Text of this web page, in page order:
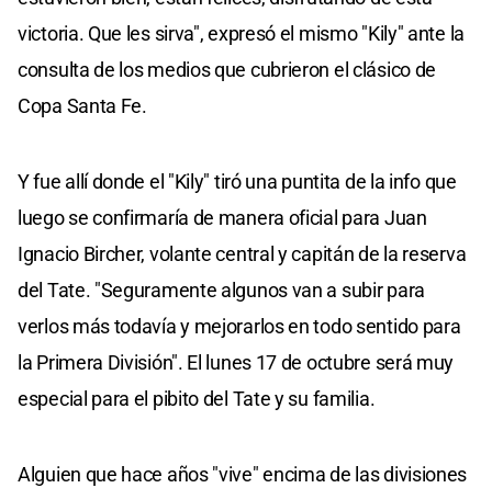
victoria. Que les sirva", expresó el mismo "Kily" ante la
consulta de los medios que cubrieron el clásico de
Copa Santa Fe.
Y fue allí donde el "Kily" tiró una puntita de la info que
luego se confirmaría de manera oficial para Juan
Ignacio Bircher, volante central y capitán de la reserva
del Tate. "Seguramente algunos van a subir para
verlos más todavía y mejorarlos en todo sentido para
la Primera División". El lunes 17 de octubre será muy
especial para el pibito del Tate y su familia.
Alguien que hace años "vive" encima de las divisiones